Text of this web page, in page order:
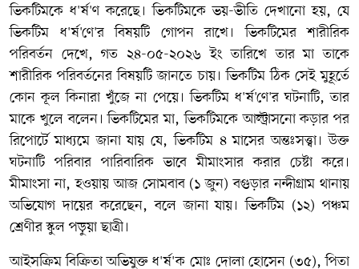
ভিকটিমকে ধ'র্ষ'ণ করেছে। ভিকটিমকে ভয়-ভীতি দেখানো হয়, যে
ভিকটিম ধ'র্ষ'ণে'র বিষয়টি গোপন রাখে। ভিকটিমের শারীরিক
পরিবর্তন দেখে, গত ২৪-০৫-২০২৬ ইং তারিখে তার মা তাকে
শারীরিক পরিবর্তনের বিষয়টি জানতে চায়। ভিকটিম ঠিক সেই মুহূর্তে
কোন কূল কিনারা খুঁজে না পেয়ে। ভিকটিম ধ'র্ষ'ণে'র ঘটনাটি, তার
মাকে খুলে বলেন। ভিকটিমের মা, ভিকটিমকে আল্ট্রাসনো কড়ার পর
রিপোর্টে মাধ্যমে জানা যায় যে, ভিকটিম ৪ মাসের অন্তঃসত্ত্বা। উক্ত
ঘটনাটি পরিবার পারিবারিক ভাবে মীমাংসার করার চেষ্টা করে।
মীমাংসা না, হওয়ায় আজ সোমবাব (১ জুন) বগুড়ার নন্দীগ্রাম থানায়
অভিযোগ দায়ের করেছেন, বলে জানা যায়। ভিকটিম (১২) পঞ্চম
শ্রেণীর স্কুল পড়ুয়া ছাত্রী।
আইসক্রিম বিক্রিতা অভিযুক্ত ধ'র্ষ'ক মোঃ দোলা হোসেন (৩৫), পিতা